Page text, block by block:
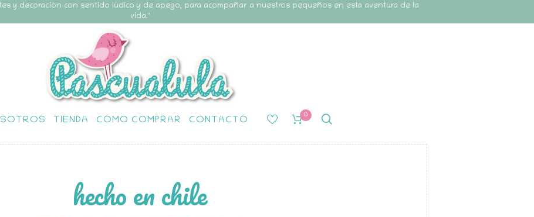
y decoración con sentido lúdico y de apego, para acompañar a nuestros pequeños en esta aventura de la
vida."
0
TIENDA COMO COMPRAR CONTACTO
hecho en chile